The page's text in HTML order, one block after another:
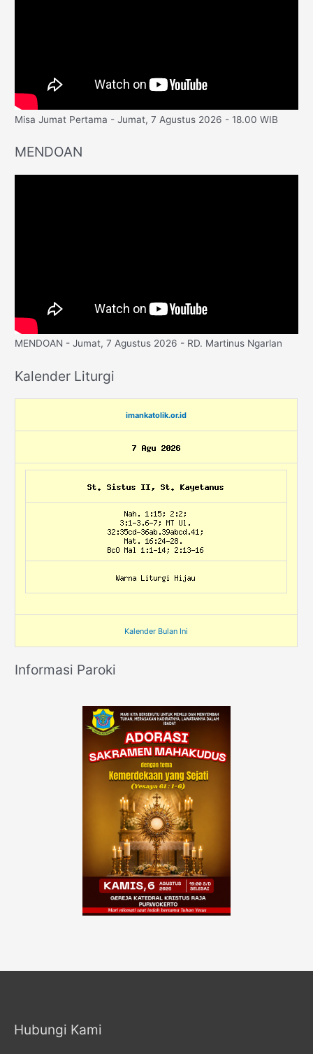
Misa Jumat Pertama - Jumat, 7 Agustus 2026 - 18.00 WIB
MENDOAN
MENDOAN - Jumat, 7 Agustus 2026 - RD. Martinus Ngarlan
Kalender Liturgi
imankatolik.or.id
Kalender Bulan Ini
Informasi Paroki
Hubungi Kami